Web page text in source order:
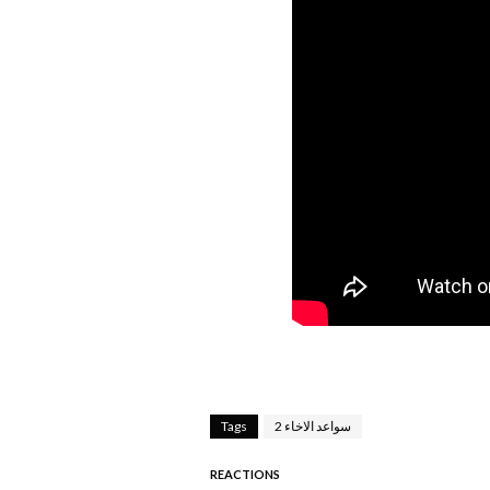
Tags سواعد الاخاء 2
REACTIONS